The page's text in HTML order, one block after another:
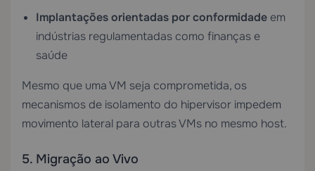
Implantações orientadas por conformidade em
indústrias regulamentadas como finanças e
saúde
Mesmo que uma VM seja comprometida, os
mecanismos de isolamento do hipervisor impedem
movimento lateral para outras VMs no mesmo host.
5. Migração ao Vivo